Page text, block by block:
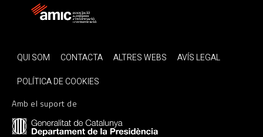
QUI SOM CONTACTA ALTRES WEBS
AVÍS LEGAL
POLÍTICA DE COOKIES
Amb el suport de